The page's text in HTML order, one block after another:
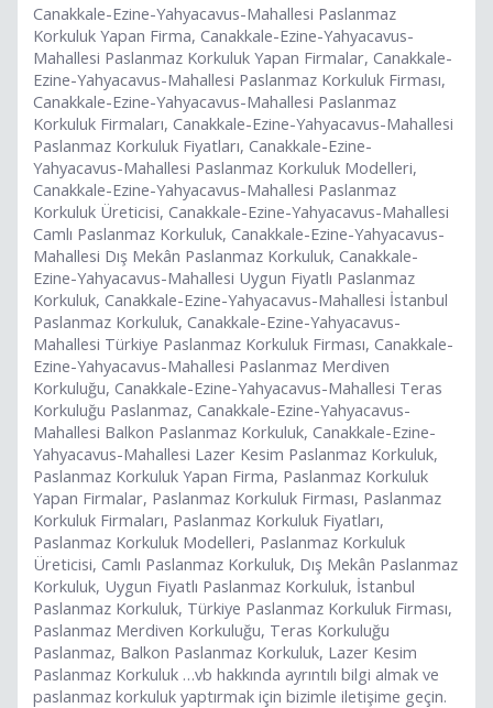
Canakkale-Ezine-Yahyacavus-Mahallesi Paslanmaz
Korkuluk Yapan Firma, Canakkale-Ezine-Yahyacavus-
Mahallesi Paslanmaz Korkuluk Yapan Firmalar, Canakkale-
Ezine-Yahyacavus-Mahallesi Paslanmaz Korkuluk Firması,
Canakkale-Ezine-Yahyacavus-Mahallesi Paslanmaz
Korkuluk Firmaları, Canakkale-Ezine-Yahyacavus-Mahallesi
Paslanmaz Korkuluk Fiyatları, Canakkale-Ezine-
Yahyacavus-Mahallesi Paslanmaz Korkuluk Modelleri,
Canakkale-Ezine-Yahyacavus-Mahallesi Paslanmaz
Korkuluk Üreticisi, Canakkale-Ezine-Yahyacavus-Mahallesi
Camlı Paslanmaz Korkuluk, Canakkale-Ezine-Yahyacavus-
Mahallesi Dış Mekân Paslanmaz Korkuluk, Canakkale-
Ezine-Yahyacavus-Mahallesi Uygun Fiyatlı Paslanmaz
Korkuluk, Canakkale-Ezine-Yahyacavus-Mahallesi İstanbul
Paslanmaz Korkuluk, Canakkale-Ezine-Yahyacavus-
Mahallesi Türkiye Paslanmaz Korkuluk Firması, Canakkale-
Ezine-Yahyacavus-Mahallesi Paslanmaz Merdiven
Korkuluğu, Canakkale-Ezine-Yahyacavus-Mahallesi Teras
Korkuluğu Paslanmaz, Canakkale-Ezine-Yahyacavus-
Mahallesi Balkon Paslanmaz Korkuluk, Canakkale-Ezine-
Yahyacavus-Mahallesi Lazer Kesim Paslanmaz Korkuluk,
Paslanmaz Korkuluk Yapan Firma, Paslanmaz Korkuluk
Yapan Firmalar, Paslanmaz Korkuluk Firması, Paslanmaz
Korkuluk Firmaları, Paslanmaz Korkuluk Fiyatları,
Paslanmaz Korkuluk Modelleri, Paslanmaz Korkuluk
Üreticisi, Camlı Paslanmaz Korkuluk, Dış Mekân Paslanmaz
Korkuluk, Uygun Fiyatlı Paslanmaz Korkuluk, İstanbul
Paslanmaz Korkuluk, Türkiye Paslanmaz Korkuluk Firması,
Paslanmaz Merdiven Korkuluğu, Teras Korkuluğu
Paslanmaz, Balkon Paslanmaz Korkuluk, Lazer Kesim
Paslanmaz Korkuluk …vb hakkında ayrıntılı bilgi almak ve
paslanmaz korkuluk yaptırmak için bizimle iletişime geçin.